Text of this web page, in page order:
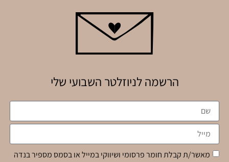
הרשמה לניוזלטר השבועי שלי
מאשר/ת קבלת חומר פרסומי ושיווקי במייל או בסמס מספיר בנדה